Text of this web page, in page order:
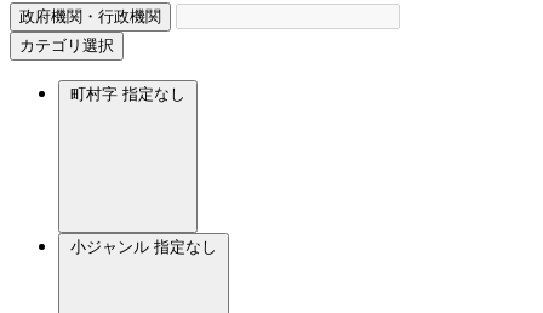
政府機関・行政機関
カテゴリ選択
町村字 指定なし
小ジャンル 指定なし